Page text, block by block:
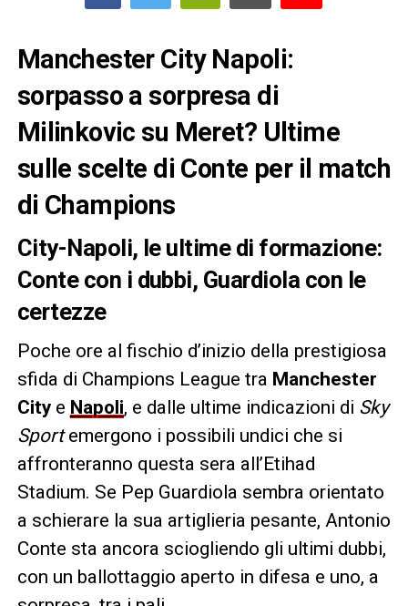
Manchester City Napoli:
sorpasso a sorpresa di
Milinkovic su Meret? Ultime
sulle scelte di Conte per il match
di Champions
City-Napoli, le ultime di formazione:
Conte con i dubbi, Guardiola con le
certezze
Poche ore al fischio d’inizio della prestigiosa
sfida di Champions League tra Manchester
Citye Napoli, e dalle ultime indicazioni di Sky
Sportemergono i possibili undici che si
affronteranno questa sera all’Etihad
Stadium. Se Pep Guardiola sembra orientato
a schierare la sua artiglieria pesante, Antonio
Conte sta ancora sciogliendo gli ultimi dubbi,
con un ballottaggio aperto in difesa e uno, a